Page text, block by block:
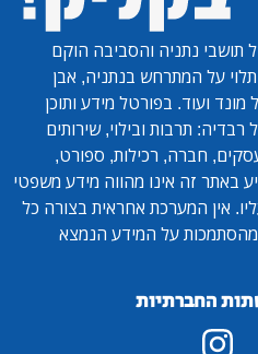
תושבי נתניה והסביבה הוקם
על המתרחש בנתניה, אבן
ועוד. בפורטל מידע ותוכן
תרבות ובילוי, שירותים
חברה, רכילות, ספורט,
באתר זה אינו מהווה מידע משפטי
אין המערכת אחראית בצורה כל
על המידע הנמצא
החברתיות